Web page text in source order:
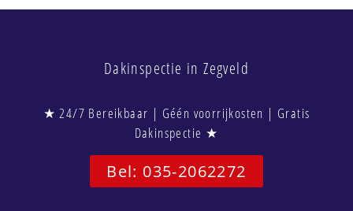
Dakinspectie in Zegveld
★ 24/7 Bereikbaar | Géén voorrijkosten | Gratis
Dakinspectie ★
Bel: 035-2062272